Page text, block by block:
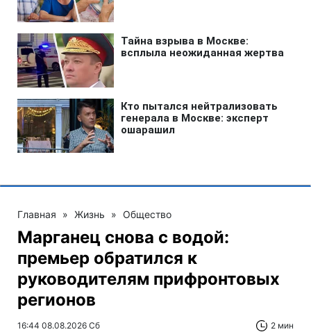
Главная » Жизнь » Общество
Марганец снова с водой:
премьер обратился к
руководителям прифронтовых
регионов
16:44 08.08.2026 Сб 2 мин